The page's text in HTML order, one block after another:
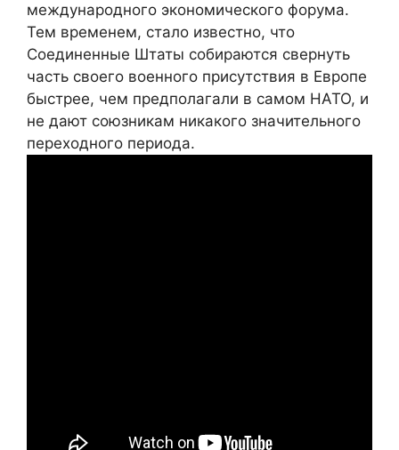
международного экономического форума.
Тем временем, стало известно, что
Соединенные Штаты собираются свернуть
часть своего военного присутствия в Европе
быстрее, чем предполагали в самом НАТО, и
не дают союзникам никакого значительного
переходного периода.